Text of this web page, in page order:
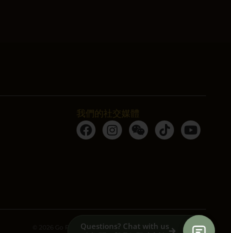
Questions? Chat with us
我們的社交媒體
© 2026 Go Place | Designed byIRON DESIGN SOLUTIONS